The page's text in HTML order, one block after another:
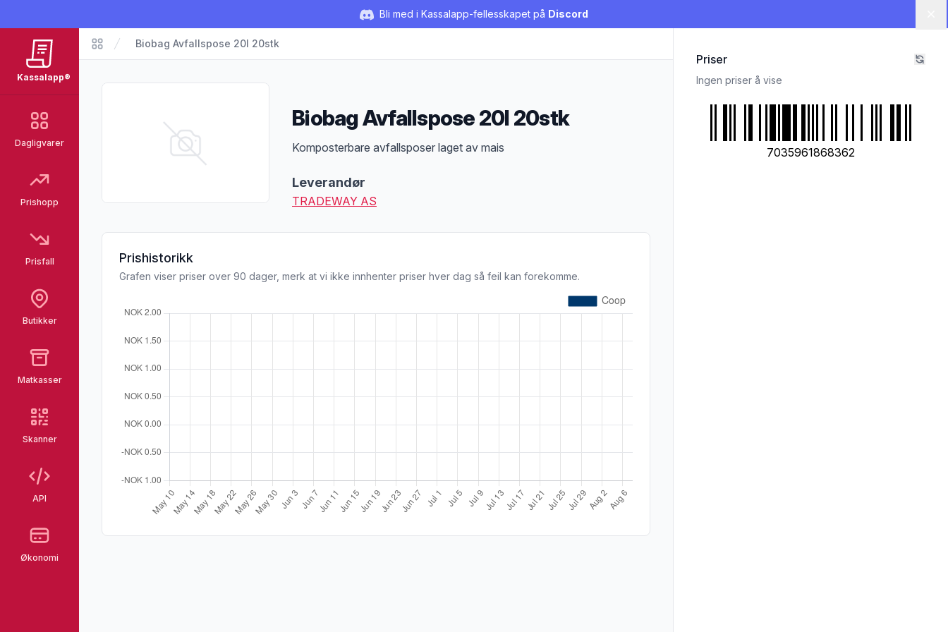
Bli med i Kassalapp-fellesskapet på Discord
Kassalapp®
Dagligvarer
Prishopp
Prisfall
Butikker
Matkasser
Skanner
API
Økonomi
Matvarer
Biobag Avfallspose 20l 20stk
Biobag Avfallspose 20l 20stk
Produktbeskrivelse
Komposterbare avfallsposer laget av mais
Leverandør
TRADEWAY AS
Prishistorikk
Grafen viser priser over 90 dager, merk at vi ikke innhenter priser hver dag så feil kan forekomme.
Priser
Ingen priser å vise
7035961868362